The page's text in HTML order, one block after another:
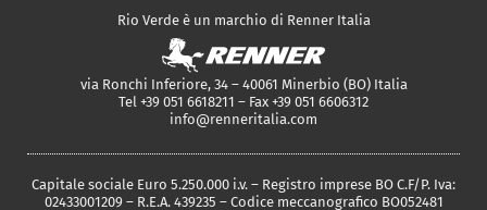
Rio Verde è un marchio di Renner Italia
via Ronchi Inferiore, 34 – 40061 Minerbio (BO) Italia
Tel +39 051 6618211 – Fax +39 051 6606312
info@renneritalia.com
Capitale sociale Euro 5.250.000 i.v. – Registro imprese BO C.F/P. Iva:
02433001209 – R.E.A. 439235 – Codice meccanografico BO052481